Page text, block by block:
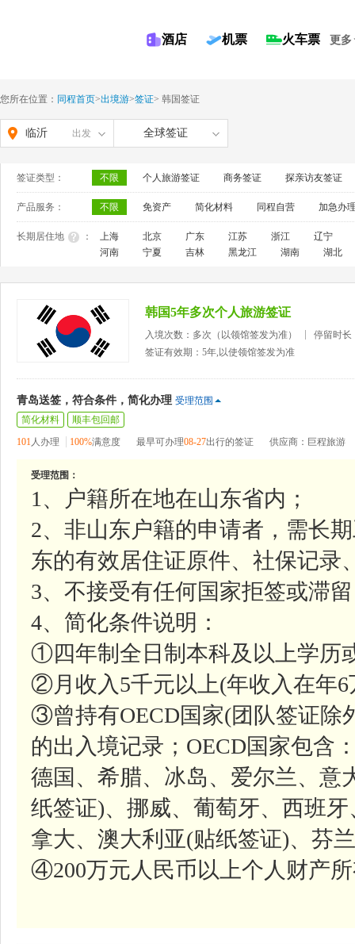
酒店 机票 火车票 更多
您所在位置： 同程首页>出境游>签证> 韩国签证
临沂 出发 全球签证
签证类型： 不限 个人旅游签证 商务签证 探亲访友签证
产品服务： 不限 免资产 简化材料 同程自营 加急办
长期居住地 ： 上海 北京 广东 江苏 浙江
辽宁
河南
宁夏 吉林 黑龙江 湖南 湖北
韩国5年多次个人旅游签证
入境次数：多次（以领馆签发为准）
停留时长
签证有效期：5年,以使领馆签发为准
青岛送签，符合条件，简化办理 受理范围
简化材料
顺丰包回邮
101人办理 100%满意度 最早可办理08-27出行的签证 供应商：巨程旅游
受理范围：
1、户籍所在地在山东省内；
2、非山东户籍的申请者，需长
东的有效居住证原件、社保记录
3、不接受有任何国家拒签或滞
4、简化条件说明：
①四年制全日制本科及以上学历
②月收入5千元以上(年收入在年
③曾持有OECD国家(团队签证除
的出入境记录；OECD国家包含
德国、希腊、冰岛、爱尔兰、意
纸签证)、挪威、葡萄牙、西班
拿大、澳大利亚(贴纸签证)、芬
④200万元人民币以上个人财产